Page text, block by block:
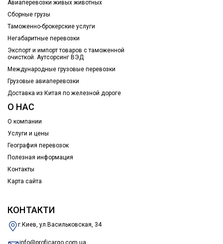
Авиаперевозки живых животных
Сборные грузы
Таможенно-брокерские услуги
Негабаритные перевозки
Экспорт и импорт товаров с таможенной
очисткой. Аутсорсинг ВЭД
Международные грузовые перевозки
Грузовые авиаперевозки
Доставка из Китая по железной дороге
О НАС
О компании
Услуги и цены
География перевозок
Полезная информация
Контакты
Карта сайта
КОНТАКТИ
г.Киев, ул.Васильковская, 34
info@proficargo.com.ua